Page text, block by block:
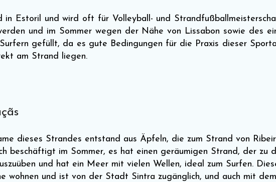
Estoril und wird oft für Volleyball- und
und im Sommer wegen der Nähe von Lissabon sowie des
gefüllt, da es gute Bedingungen für die Praxis dieser
am Strand liegen.
dieses Strandes entstand aus Äpfeln, die zum Strand von
beschäftigt im Sommer, es hat einen geräumigen Strand, der zu
und hat ein Meer mit vielen Wellen, ideal zum Surfen.
wohnen und ist von der Stadt Sintra zugänglich, und auch mit